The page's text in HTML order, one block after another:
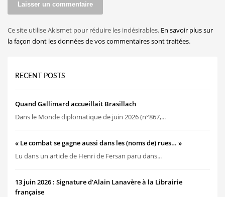
Ce site utilise Akismet pour réduire les indésirables. En savoir plus sur
la façon dont les données de vos commentaires sont traitées.
RECENT POSTS
Quand Gallimard accueillait Brasillach
Dans le Monde diplomatique de juin 2026 (n°867,...
« Le combat se gagne aussi dans les (noms de) rues… »
Lu dans un article de Henri de Fersan paru dans...
13 juin 2026 : Signature d’Alain Lanavère à la Librairie
française